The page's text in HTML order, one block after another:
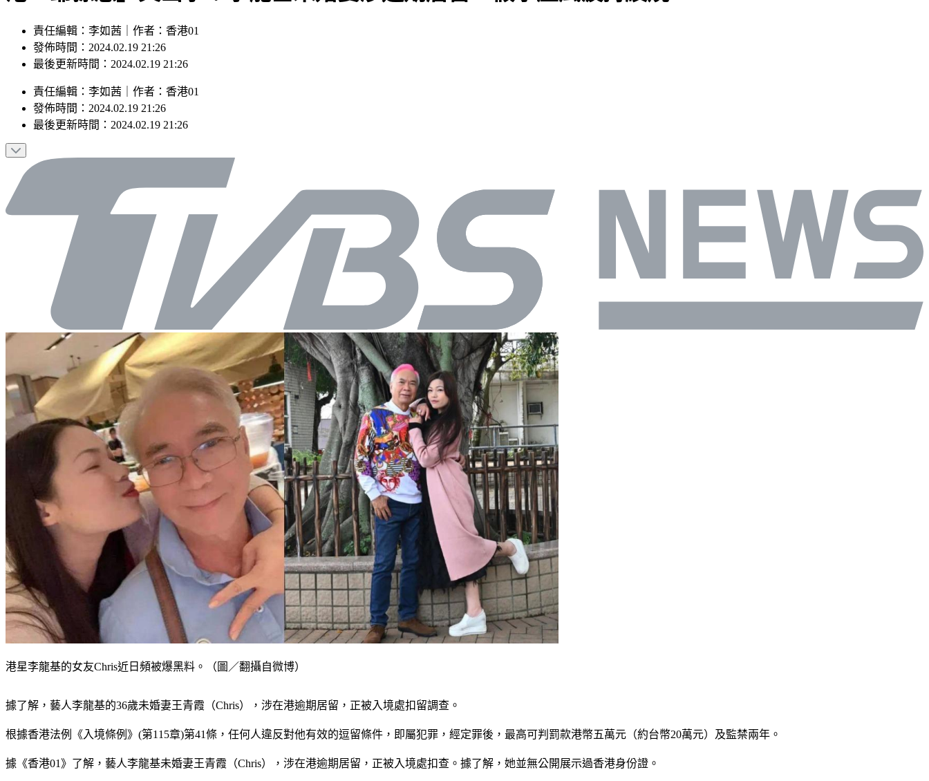
責任編輯：李如茜｜作者：香港01
發佈時間：2024.02.19 21:26
最後更新時間：2024.02.19 21:26
責任編輯 ： 李如茜 作者 ： 香港01
發佈時間： 2024.02.19 21:26
最後更新時間： 2024.02.19 21:26
港星李龍基的女友Chris近日頻被爆黑料。（圖／翻攝自微博）
據了解，藝人李龍基的36歲未婚妻王青霞（Chris），涉在港逾期居留，正被入境處扣留調查。
根據香港法例《入境條例》(第115章)第41條，任何人違反對他有效的逗留條件，即屬犯罪，經定罪後，最高可判罰款港幣五萬元（約台幣20萬元）及監禁兩年。
據《香港01》了解，藝人李龍基未婚妻王青霞（Chris），涉在港逾期居留，正被入境處扣查。據了解，她並無公開展示過香港身份證。